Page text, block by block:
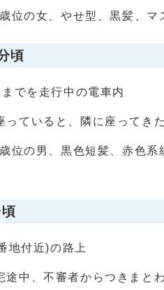
位の女、やせ型、黒髪、マ
頃
でを走行中の電車内
ていると、隣に座ってき
位の男、黒色短髪、赤色
地付近)の路上
中、不審者からつきまと